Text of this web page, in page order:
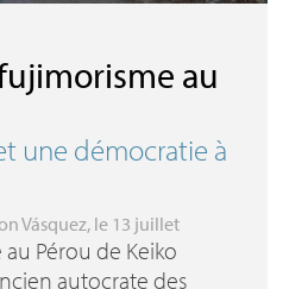
au
une démocratie à
Vásquez, le 13 juillet
Pérou de Keiko
autocrate des